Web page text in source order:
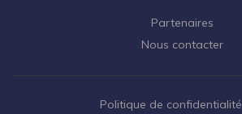
Partenaires
Nous contacter
Politique de confidentialité